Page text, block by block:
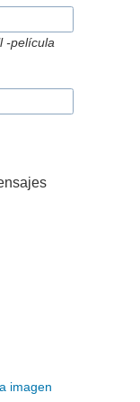
-película
imagen